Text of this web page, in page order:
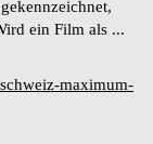
ein Film als ...